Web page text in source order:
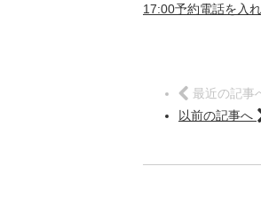
17:00予約電話を入
最近の記事
以前の記事へ